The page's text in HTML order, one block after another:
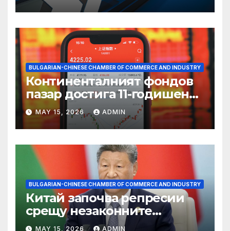
BULGARIAN-CHINESE CHAMBER OF COMMERCE AND INDUSTRY
Континенталният фондов
пазар достига 11-годишен
връх
MAY 15, 2026 ADMIN
BULGARIAN-CHINESE CHAMBER OF COMMERCE AND INDUSTRY
Китай започва репресии
срещу незаконните
практики в сектора на TCM
MAY 15, 2026 ADMIN